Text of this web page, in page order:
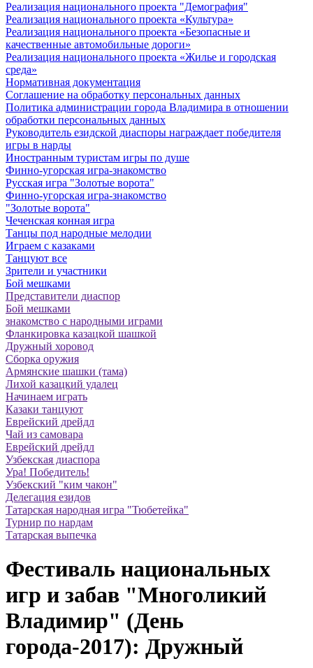
Реализация национального проекта "Демография"
Реализация национального проекта «Культура»
Реализация национального проекта «Безопасные и
качественные автомобильные дороги»
Реализация национального проекта «Жилье и городская
среда»
Нормативная документация
Соглашение на обработку персональных данных
Политика администрации города Владимира в отношении
обработки персональных данных
Руководитель езидской диаспоры награждает победителя
игры в нарды
Иностранным туристам игры по душе
Финно-угорская игра-знакомство
Русская игра "Золотые ворота"
Финно-угорская игра-знакомство
"Золотые ворота"
Чеченская конная игра
Танцы под народные мелодии
Играем с казаками
Танцуют все
Зрители и участники
Бой мешками
Представители диаспор
Бой мешками
знакомство с народными играми
Фланкировка казацкой шашкой
Дружный хоровод
Сборка оружия
Армянские шашки (тама)
Лихой казацкий удалец
Начинаем играть
Казаки танцуют
Еврейский дрейдл
Чай из самовара
Еврейский дрейдл
Узбекская диаспора
Ура! Победитель!
Узбекский "ким чакон"
Делегация езидов
Татарская народная игра "Тюбетейка"
Турнир по нардам
Татарская выпечка
Фестиваль национальных
игр и забав "Многоликий
Владимир" (День
города-2017): Дружный